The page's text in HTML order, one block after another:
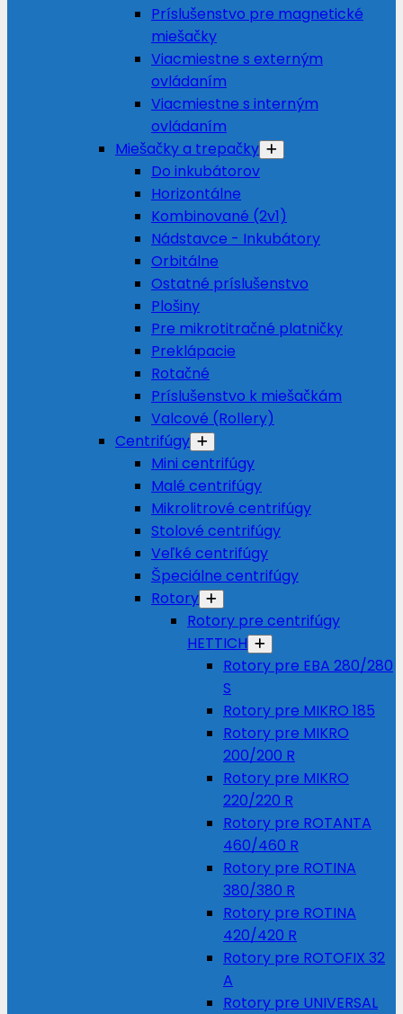
Príslušenstvo pre magnetické
miešačky
Viacmiestne s externým
ovládaním
Viacmiestne s interným
ovládaním
Miešačky a trepačky
Do inkubátorov
Horizontálne
Kombinované (2v1)
Nádstavce - Inkubátory
Orbitálne
Ostatné príslušenstvo
Plošiny
Pre mikrotitračné platničky
Preklápacie
Rotačné
Príslušenstvo k miešačkám
Valcové (Rollery)
Centrifúgy
Mini centrifúgy
Malé centrifúgy
Mikrolitrové centrifúgy
Stolové centrifúgy
Veľké centrifúgy
Špeciálne centrifúgy
Rotory
Rotory pre centrifúgy
HETTICH
Rotory pre EBA 280/280
S
Rotory pre MIKRO 185
Rotory pre MIKRO
200/200 R
Rotory pre MIKRO
220/220 R
Rotory pre ROTANTA
460/460 R
Rotory pre ROTINA
380/380 R
Rotory pre ROTINA
420/420 R
Rotory pre ROTOFIX 32
A
Rotory pre UNIVERSAL